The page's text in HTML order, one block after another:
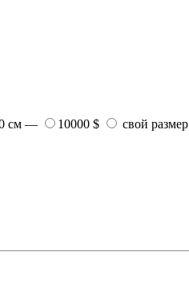
см — 10000 $ свой размер